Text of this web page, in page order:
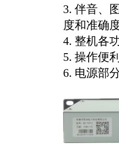
3. 伴音、
度和准确
4. 整机各
5. 操作便
6. 电源部